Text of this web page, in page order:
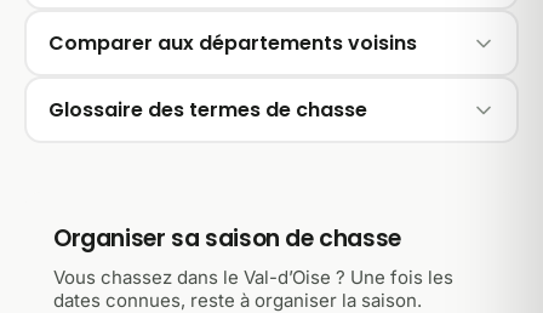
Comparer aux départements voisins
Glossaire des termes de chasse
Organiser sa saison de chasse
Vous chassez dans le Val-d’Oise ? Une fois les
dates connues, reste à organiser la saison.